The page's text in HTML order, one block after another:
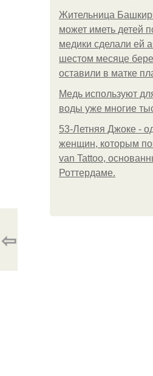
Жительница
может иметь детей
медики сделали ей
шестом месяце
оставили в матке
Медь используют
воды уже многие
53-Летняя Джоке -
женщин, которым
van Tattoo,
Роттердаме.
⇦